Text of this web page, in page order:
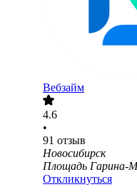
Вебзайм
4.6
•
91 отзыв
Новосибирск
Площадь Гарина-
Откликнуться